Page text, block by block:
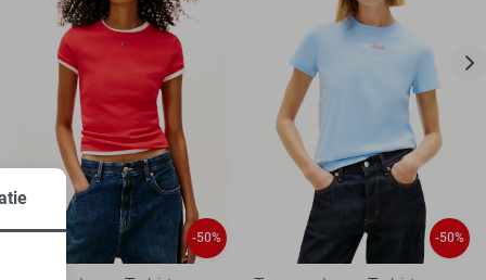
-50% -50%